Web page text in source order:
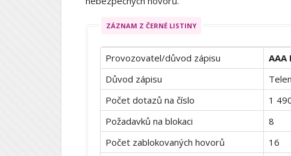
ZÁZNAM Z ČERNÉ LISTINY
Provozovatel/důvod zápisu
Důvod zápisu
Počet dotazů na číslo
1
Požadavků na blokaci
8
Počet zablokovaných hovorů
16